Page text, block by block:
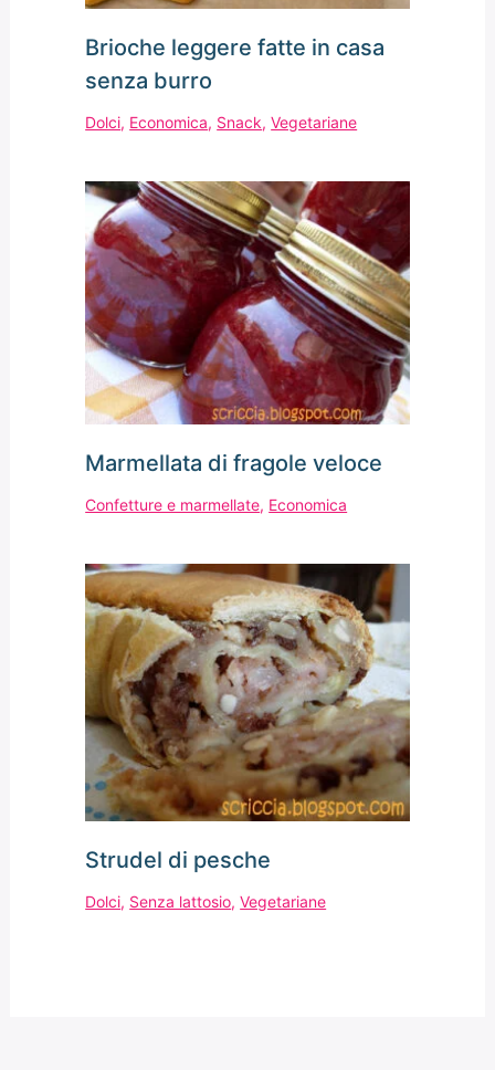
Brioche leggere fatte in casa
senza burro
Dolci, Economica, Snack,Vegetariane
Marmellata di fragole veloce
Confetture e marmellate, Economica
Strudel di pesche
Dolci, Senza lattosio,Vegetariane